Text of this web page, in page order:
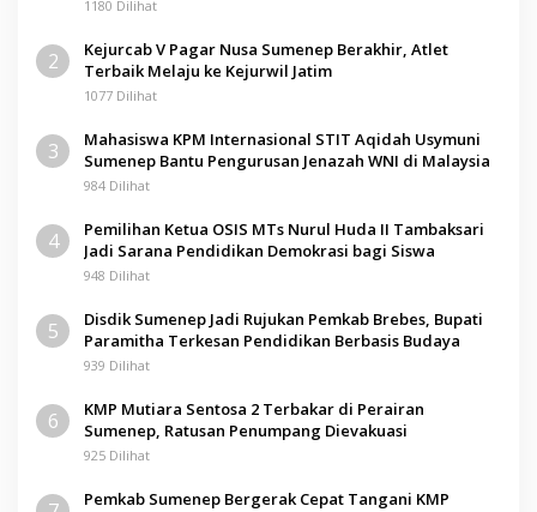
1180 Dilihat
2
Kejurcab V Pagar Nusa Sumenep Berakhir, Atlet
Terbaik Melaju ke Kejurwil Jatim
1077 Dilihat
3
Mahasiswa KPM Internasional STIT Aqidah Usymuni
Sumenep Bantu Pengurusan Jenazah WNI di Malaysia
984 Dilihat
4
Pemilihan Ketua OSIS MTs Nurul Huda II Tambaksari
Jadi Sarana Pendidikan Demokrasi bagi Siswa
948 Dilihat
5
Disdik Sumenep Jadi Rujukan Pemkab Brebes, Bupati
Paramitha Terkesan Pendidikan Berbasis Budaya
939 Dilihat
6
KMP Mutiara Sentosa 2 Terbakar di Perairan
Sumenep, Ratusan Penumpang Dievakuasi
925 Dilihat
Pemkab Sumenep Bergerak Cepat Tangani KMP